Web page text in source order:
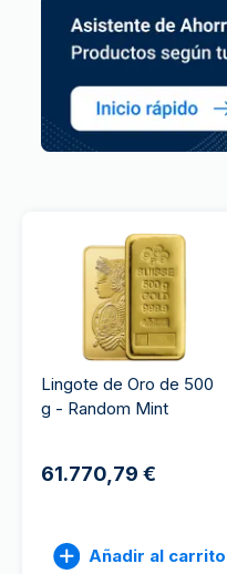
Lingote de Oro de 500
g - Random Mint
61.770,79 €
Añadir al carrito